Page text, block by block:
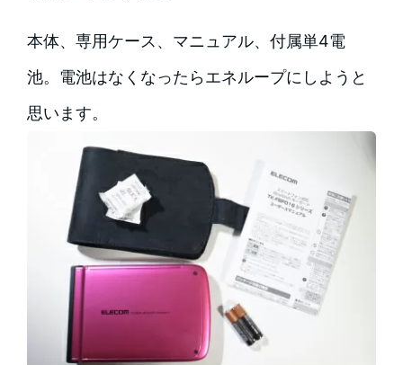
本体、専用ケース、マニュアル、付属単4電
池。電池はなくなったらエネループにしようと
思います。